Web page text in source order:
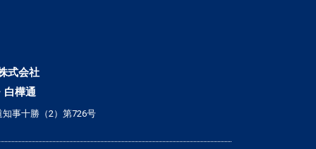
式会社
白樺通
事十勝（2）第726号